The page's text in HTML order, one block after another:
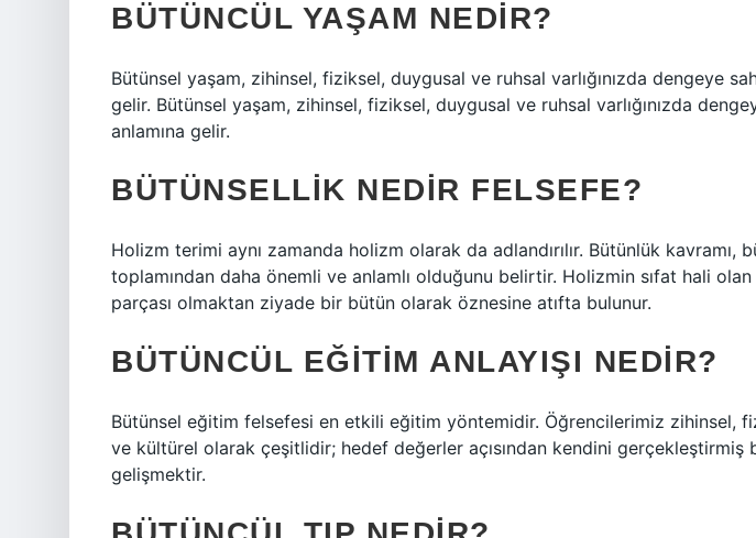
BÜTÜNCÜL YAŞAM NEDIR?
Bütünsel yaşam, zihinsel, fiziksel, duygusal ve ruhsal varlığınızda dengeye
gelir. Bütünsel yaşam, zihinsel, fiziksel, duygusal ve ruhsal varlığınızda
anlamına gelir.
BÜTÜNSELLIK NEDIR FELSEFE?
Holizm terimi aynı zamanda holizm olarak da adlandırılır. Bütünlük kavramı,
toplamından daha önemli ve anlamlı olduğunu belirtir. Holizmin sıfat hali
parçası olmaktan ziyade bir bütün olarak öznesine atıfta bulunur.
BÜTÜNCÜL EĞITIM ANLAYIŞI NEDIR?
Bütünsel eğitim felsefesi en etkili eğitim yöntemidir. Öğrencilerimiz zihinsel,
ve kültürel olarak çeşitlidir; hedef değerler açısından kendini gerçekleştirmiş
gelişmektir.